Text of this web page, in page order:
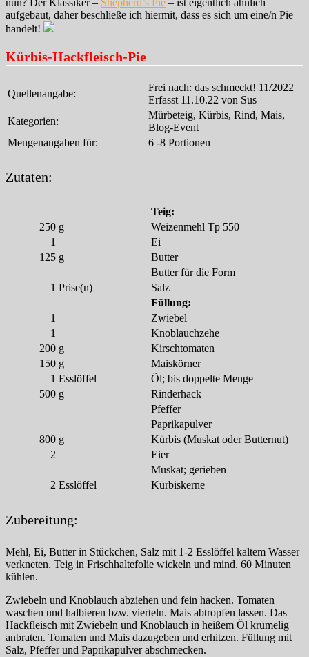
aufgebaut, daher beschließe ich hiermit, dass es sich um eine/n Pie
handelt!
Kürbis-Hackfleisch-Pie
Quellenangabe:
Frei nach: das schmeckt! 11/2022
Erfasst 11.10.22 von Sus
Kategorien:
Mürbeteig, Kürbis, Rind, Mais,
Blog-Event
Mengenangaben für:
6 -8 Portionen
Zutaten:
Teig:
250 g
Weizenmehl Tp 550
1
Ei
125 g
Butter
Butter für die Form
1 Prise(n)
Salz
Füllung:
1
Zwiebel
1
Knoblauchzehe
200 g
Kirschtomaten
150 g
Maiskörner
1 Esslöffel
Öl; bis doppelte Menge
500 g
Rinderhack
Pfeffer
Paprikapulver
800 g
Kürbis (Muskat oder Butternut)
2
Eier
Muskat; gerieben
2 Esslöffel Kürbiskerne
Zubereitung:
Mehl, Ei, Butter in Stückchen, Salz mit 1-2 Esslöffel kaltem Wasser
verkneten. Teig in Frischhaltefolie wickeln und mind. 60 Minuten
kühlen.
Zwiebeln und Knoblauch abziehen und fein hacken. Tomaten
waschen und halbieren bzw. vierteln. Mais abtropfen lassen. Das
Hackfleisch mit Zwiebeln und Knoblauch in heißem Öl krümelig
anbraten. Tomaten und Mais dazugeben und erhitzen. Füllung mit
Salz, Pfeffer und Paprikapulver abschmecken.